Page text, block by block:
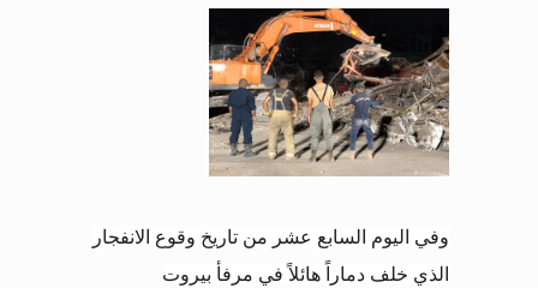
وفي اليوم السابع عشر من تاريخ وقوع الانفجار
الذي خلف دماراً هائلاً في مرفأ بيروت